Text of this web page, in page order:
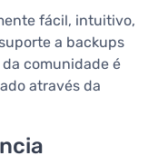
fácil, intuitivo,
a backups
comunidade é
através da